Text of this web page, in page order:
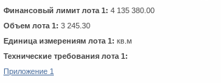
Финансовый лимит лота 1: 4 135 380.00
Объем лота 1: 3 245.30
Единица измерениям лота 1: кв.м
Технические требования лота 1:
Приложение 1